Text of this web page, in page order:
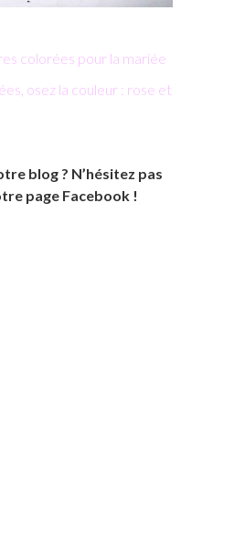
colorées pour la mariée
osez la couleur : rose et
blog ? N’hésitez pas
page Facebook !